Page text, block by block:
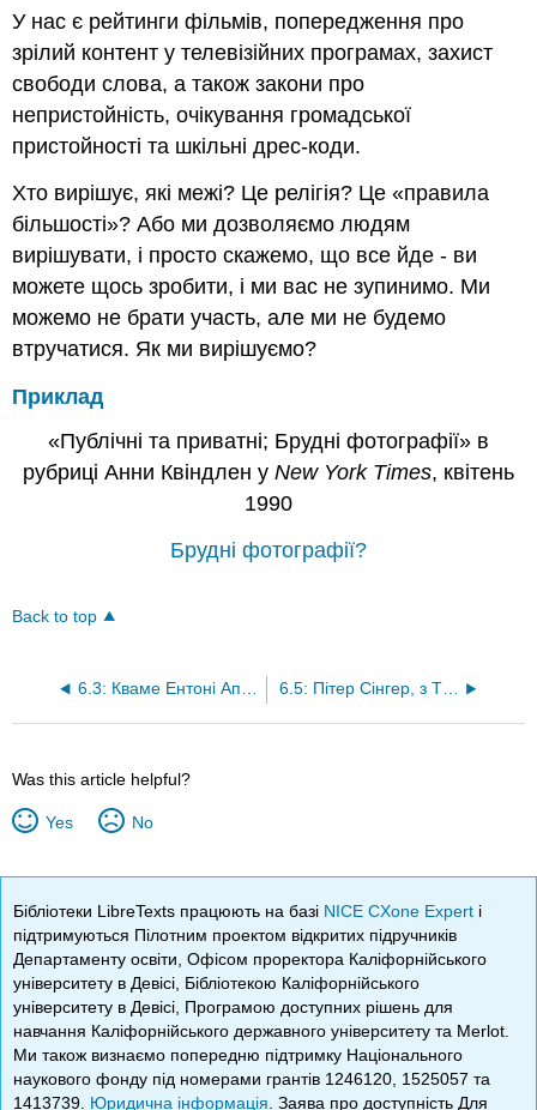
У нас є рейтинги фільмів, попередження про
зрілий контент у телевізійних програмах, захист
свободи слова, а також закони про
непристойність, очікування громадської
пристойності та шкільні дрес-коди.
Хто вирішує, які межі? Це релігія? Це «правила
більшості»? Або ми дозволяємо людям
вирішувати, і просто скажемо, що все йде - ви
можете щось зробити, і ми вас не зупинимо. Ми
можемо не брати участь, але ми не будемо
втручатися. Як ми вирішуємо?
Приклад
«Публічні та приватні; Брудні фотографії» в
рубриці Анни Квіндлен у New York Times, квітень
1990
Брудні фотографії?
Back to top
6.3: Кваме Ентоні Аппіа, з TEDTalks 6.5: Пітер Сінгер, з TEDTalks
Was this article helpful?
Yes No
Бібліотеки LibreTexts працюють на базі NICE CXone Expert і
підтримуються Пілотним проектом відкритих підручників
Департаменту освіти, Офісом проректора Каліфорнійського
університету в Девісі, Бібліотекою Каліфорнійського
університету в Девісі, Програмою доступних рішень для
навчання Каліфорнійського державного університету та Merlot.
Ми також визнаємо попередню підтримку Національного
наукового фонду під номерами грантів 1246120, 1525057 та
1413739. Юридична інформація . Заява про доступність Для